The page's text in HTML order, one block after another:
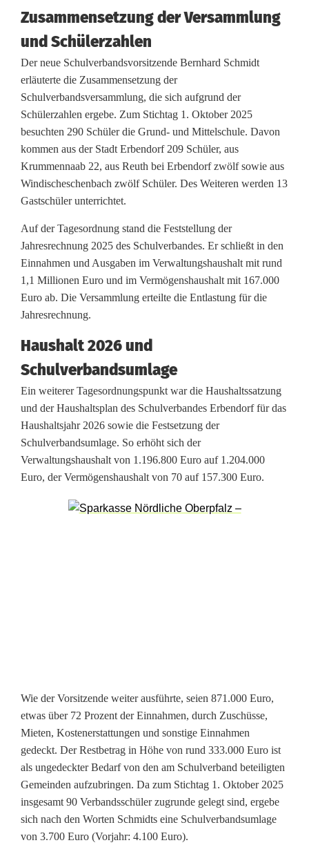
o
r
f
u
n
t
e
r
n
e
u
e
F
ü
h
r
u
n
Zusammensetzung der Versammlung
und Schülerzahlen
Der neue Schulverbandsvorsitzende Bernhard Schmidt
erläuterte die Zusammensetzung der
Schulverbandsversammlung, die sich aufgrund der
Schülerzahlen ergebe. Zum Stichtag 1. Oktober 2025
besuchten 290 Schüler die Grund- und Mittelschule. Davon
kommen aus der Stadt Erbendorf 209 Schüler, aus
Krummennaab 22, aus Reuth bei Erbendorf zwölf sowie aus
Windischeschenbach zwölf Schüler. Des Weiteren werden 13
Gastschüler unterrichtet.
Auf der Tagesordnung stand die Feststellung der
Jahresrechnung 2025 des Schulverbandes. Er schließt in den
Einnahmen und Ausgaben im Verwaltungshaushalt mit rund
1,1 Millionen Euro und im Vermögenshaushalt mit 167.000
Euro ab. Die Versammlung erteilte die Entlastung für die
Jahresrechnung.
Haushalt 2026 und
Schulverbandsumlage
Ein weiterer Tagesordnungspunkt war die Haushaltssatzung
und der Haushaltsplan des Schulverbandes Erbendorf für das
Haushaltsjahr 2026 sowie die Festsetzung der
Schulverbandsumlage. So erhöht sich der
Verwaltungshaushalt von 1.196.800 Euro auf 1.204.000
Euro, der Vermögenshaushalt von 70 auf 157.300 Euro.
Wie der Vorsitzende weiter ausführte, seien 871.000 Euro,
etwas über 72 Prozent der Einnahmen, durch Zuschüsse,
Mieten, Kostenerstattungen und sonstige Einnahmen
gedeckt. Der Restbetrag in Höhe von rund 333.000 Euro ist
als ungedeckter Bedarf von den am Schulverband beteiligten
Gemeinden aufzubringen. Da zum Stichtag 1. Oktober 2025
insgesamt 90 Verbandsschüler zugrunde gelegt sind, ergebe
sich nach den Worten Schmidts eine Schulverbandsumlage
von 3.700 Euro (Vorjahr: 4.100 Euro).